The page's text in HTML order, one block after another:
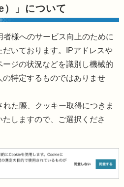
）」について
様へのサービス向上のために
いております。IPアドレスや
ジの状況などを識別し機械的
特定するものではありませ
た際、クッキー取得につきま
しますので、ご選択くださ